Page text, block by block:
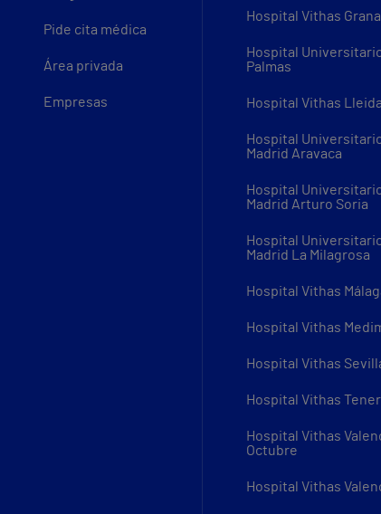
Pide cita médica
Área privada
Empresas
Hospital Vithas
Hospital
Palmas
Hospital Vithas Lleida
Hospital
Madrid Aravaca
Hospital
Madrid Arturo Soria
Hospital
Madrid La Milagrosa
Hospital Vithas
Hospital Vithas
Hospital Vithas
Hospital Vithas
Hospital Vithas
Octubre
Hospital Vithas